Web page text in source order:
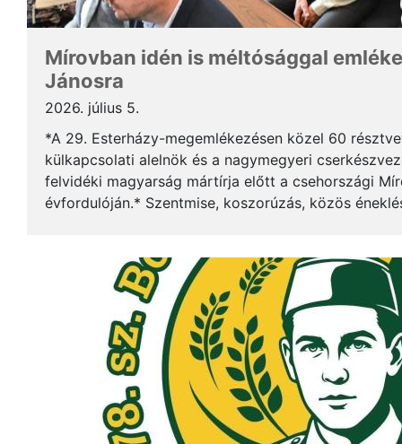
Mírovban idén is méltósággal
Jánosra
2026. július 5.
*A 29. Esterházy-megemlékezésen közel 60
külkapcsolati alelnök és a nagymegyeri
felvidéki magyarság mártírja előtt a csehországi
évfordulóján.* Szentmise, koszorúzás, közös